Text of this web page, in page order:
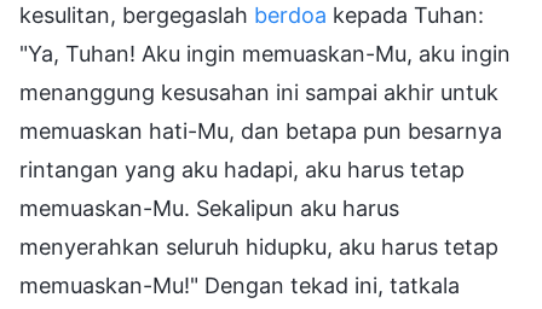
kesulitan, bergegaslah berdoa kepada Tuhan:
"Ya, Tuhan! Aku ingin memuaskan-Mu, aku ingin
menanggung kesusahan ini sampai akhir untuk
memuaskan hati-Mu, dan betapa pun besarnya
rintangan yang aku hadapi, aku harus tetap
memuaskan-Mu. Sekalipun aku harus
menyerahkan seluruh hidupku, aku harus tetap
memuaskan-Mu!" Dengan tekad ini, tatkala